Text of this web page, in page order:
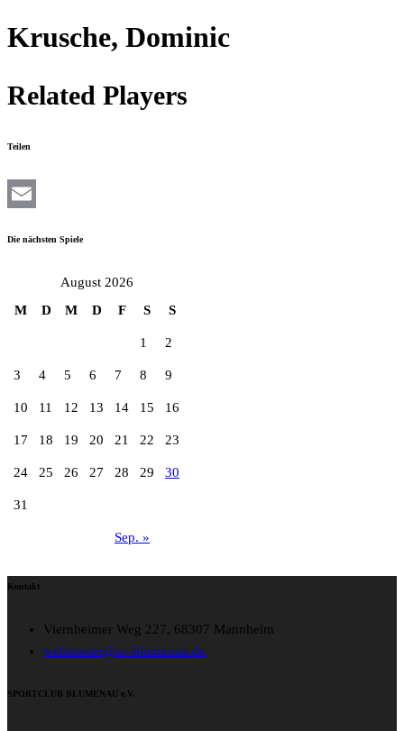
Krusche, Dominic
Related Players
Teilen
Die nächsten Spiele
August 2026
M
D M D F S S
Sep. »
1 2
3 4 5 6 7 8 9
10 11 12 13 14 15 16
17 18 19 20 21 22 23
24 25 26 27 28 29 30
31
Kontakt
Viernheimer Weg 227, 68307 Mannheim
webmaster@sc-blumenau.de
SPORTCLUB BLUMENAU e.V.